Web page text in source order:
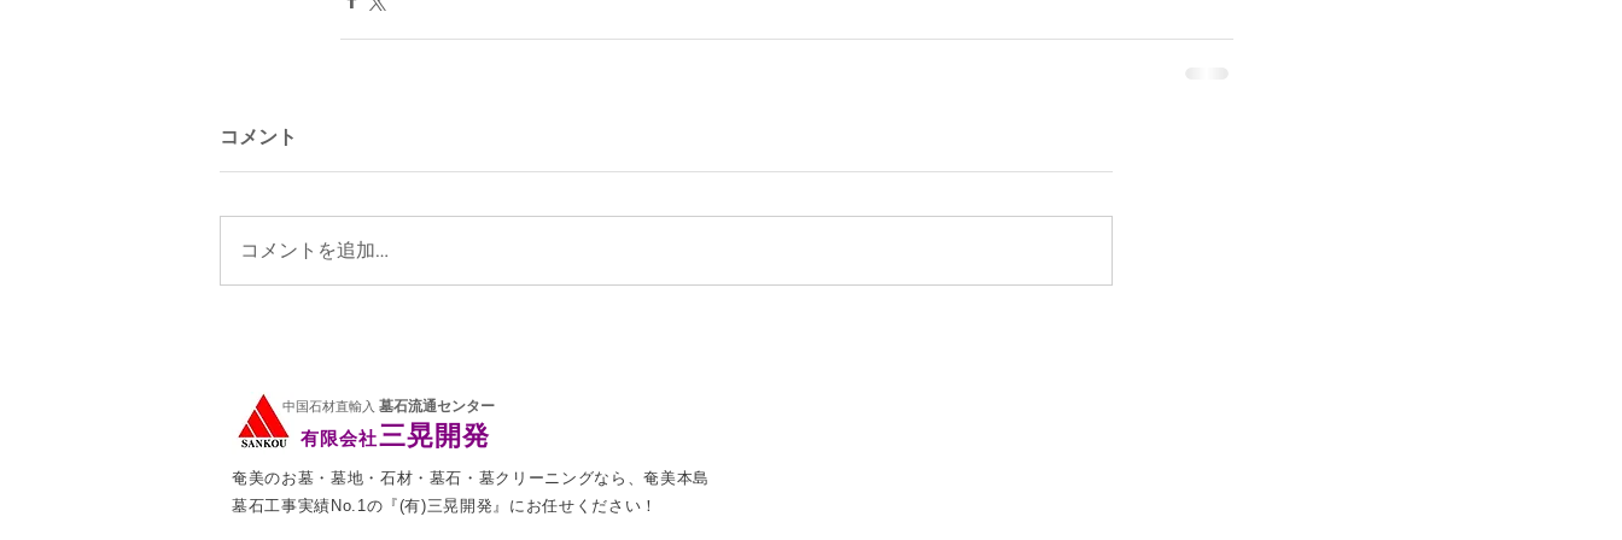
コメント
コメントを追加…
有限会社三晃開発
中国石材直輸入 墓石流通センター
奄美のお墓・墓地・石材・墓石・墓クリーニングなら、奄美本島
墓石工事実績No.1の『(有)三晃開発』にお任せください！